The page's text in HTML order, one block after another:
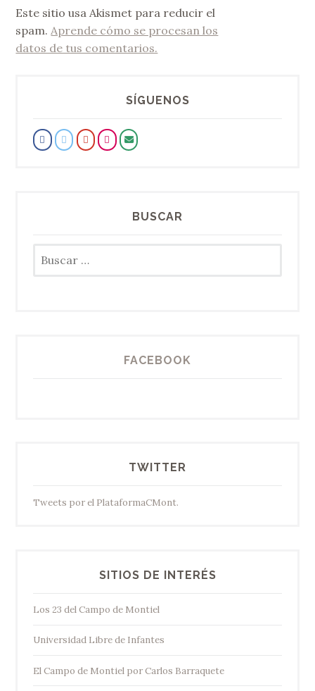
Este sitio usa Akismet para reducir el
spam. Aprende cómo se procesan los
datos de tus comentarios.
SÍGUENOS
BUSCAR
FACEBOOK
TWITTER
Tweets por el PlataformaCMont.
SITIOS DE INTERÉS
Los 23 del Campo de Montiel
Universidad Libre de Infantes
El Campo de Montiel por Carlos Barraquete